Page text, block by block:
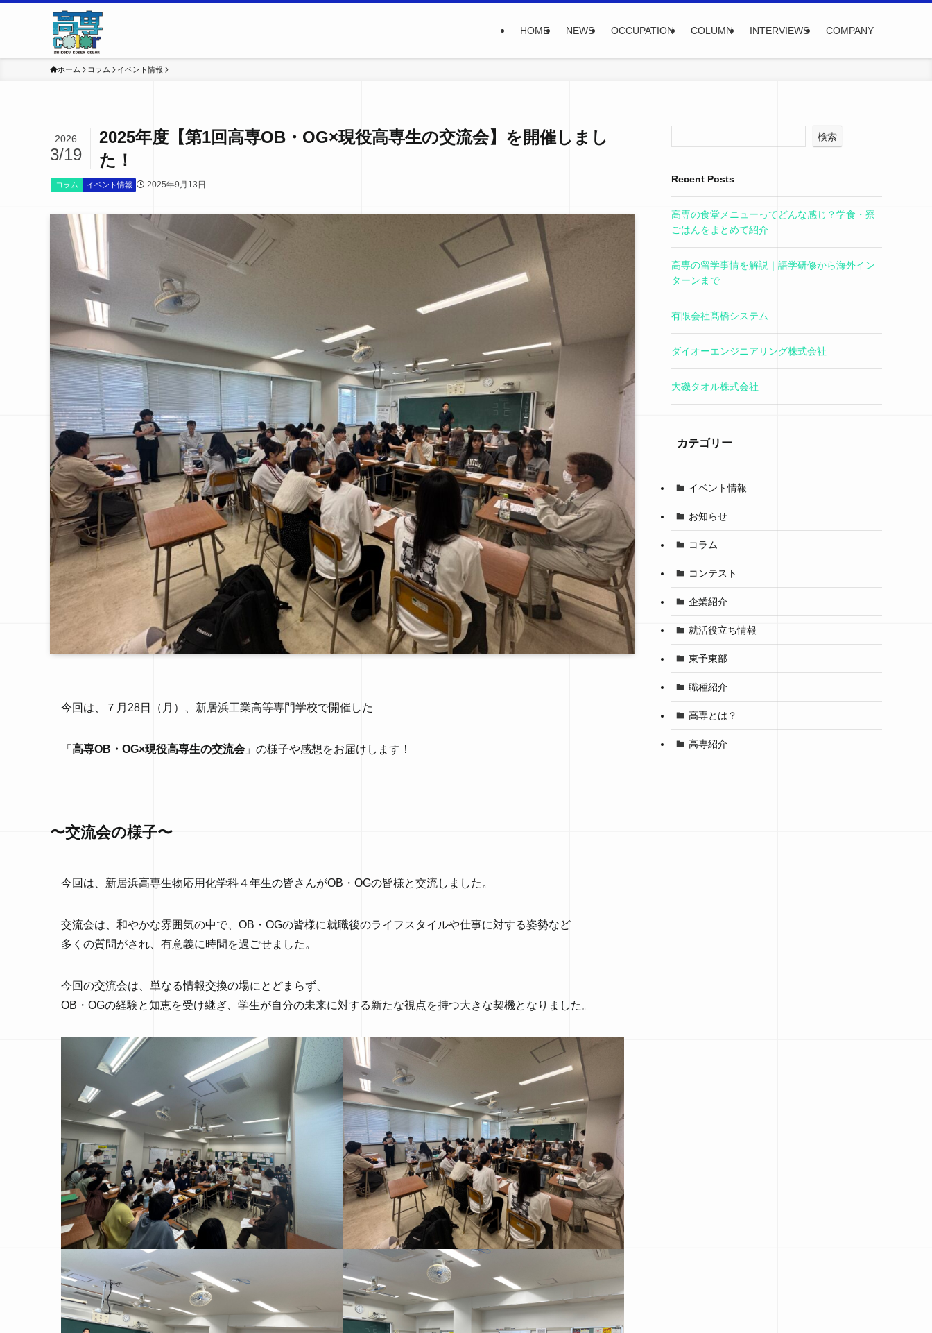
HOME NEWS OCCUPATION COLUMN INTERVIEWS COMPANY
ホーム コラム イベント情報
2025年度【第1回高専OB・OG×現役高専生の交流会】を開催しまし
た！
2026
3/19
コラム イベント情報 2025年9月13日
今回は、７月28日（月）、新居浜工業高等専門学校で開催した
「 高専OB・OG×現役高専生の交流会」の様子や感想をお届けします！
〜交流会の様子〜
今回は、新居浜高専生物応用化学科４年生の皆さんがOB・OGの皆様と交流しました。
交流会は、和やかな雰囲気の中で、OB・OGの皆様に就職後のライフスタイルや仕事に対する姿勢など
多くの質問がされ、有意義に時間を過ごせました。
今回の交流会は、単なる情報交換の場にとどまらず、
OB・OGの経験と知恵を受け継ぎ、学生が自分の未来に対する新たな視点を持つ大きな契機となりました。
検索
Recent Posts
高専の食堂メニューってどんな感じ？学食・寮
ごはんをまとめて紹介
高専の留学事情を解説｜語学研修から海外イン
ターンまで
有限会社髙橋システム
ダイオーエンジニアリング株式会社
大磯タオル株式会社
カテゴリー
イベント情報
お知らせ
コラム
コンテスト
企業紹介
就活役立ち情報
東予東部
職種紹介
高専とは？
高専紹介